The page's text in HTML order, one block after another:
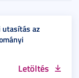
utasítás az
Letöltés